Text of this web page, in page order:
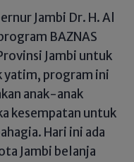
Jambi Dr. H. Al
BAZNAS
Jambi untuk
yatim, program ini
anak-anak
kesempatan untuk
Hari ini ada
Jambi belanja